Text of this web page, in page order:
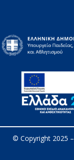
© Copyright 2025 –